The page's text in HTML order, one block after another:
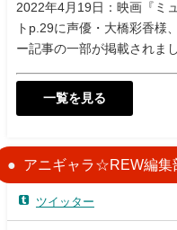
2022年4月19日：映画『ミ
トp.29に声優・大橋彩香様
ー記事の一部が掲載されまし
一覧を見る
アニギャラ☆REW編集
ツイッター